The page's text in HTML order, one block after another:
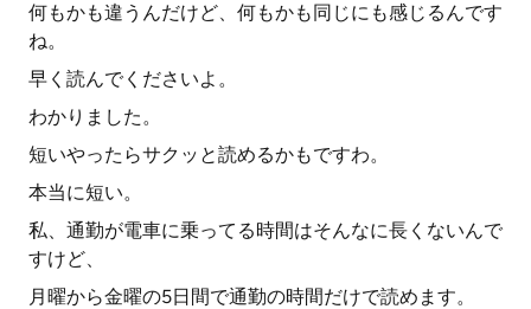
何もかも違うんだけど、何もかも同じにも感じるんです
ね。
早く読んでくださいよ。
わかりました。
短いやったらサクッと読めるかもですわ。
本当に短い。
私、通勤が電車に乗ってる時間はそんなに長くないんで
すけど、
月曜から金曜の5日間で通勤の時間だけで読めます。